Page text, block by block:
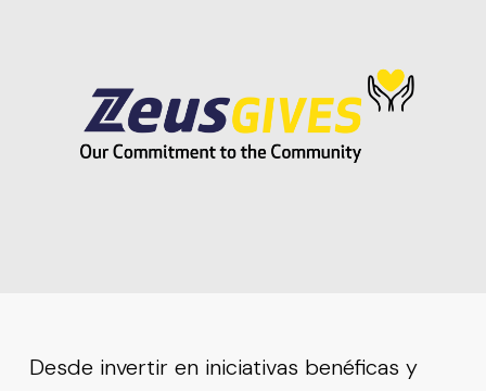
Desde invertir en iniciativas benéficas y